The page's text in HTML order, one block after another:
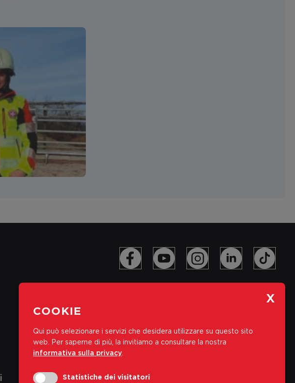
COOKIE
Qui può selezionare i servizi che desidera utilizzare su questo sito
web. Per saperne di più, la invitiamo a consultare la nostra
informativa sulla privacy
Statistiche dei visitatori